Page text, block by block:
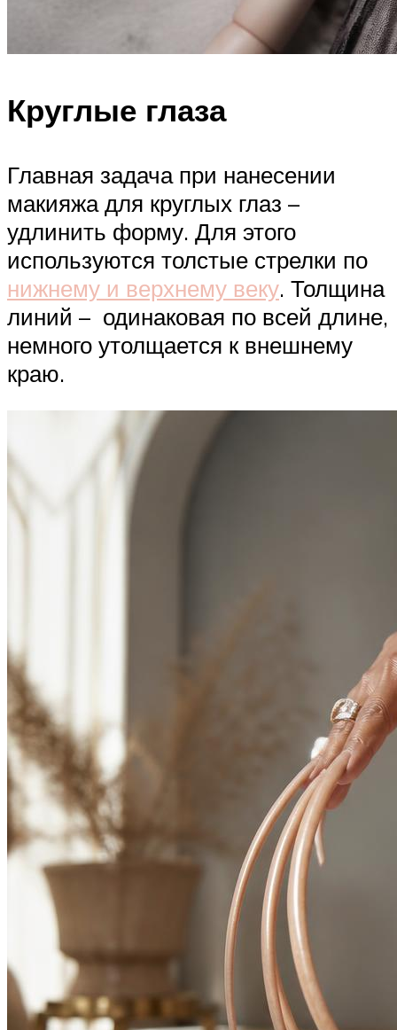
Круглые глаза
Главная задача при нанесении
макияжа для круглых глаз –
удлинить форму. Для этого
используются толстые стрелки по
нижнему и верхнему веку. Толщина
линий – одинаковая по всей длине,
немного утолщается к внешнему
краю.